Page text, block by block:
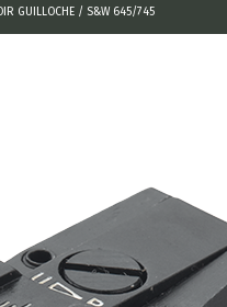
GUILLOCHE / S&W 645/745